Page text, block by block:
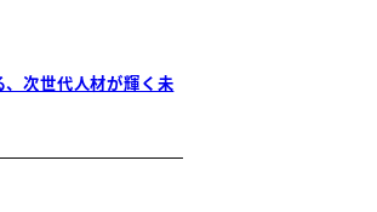
次世代人材が輝く未